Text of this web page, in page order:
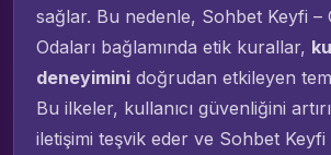
sağlar. Bu nedenle, Sohbet Keyfi –
Odaları bağlamında etik kurallar,
deneyimini doğrudan etkileyen
Bu ilkeler, kullanıcı güvenliğini
iletişimi teşvik eder ve Sohbet Keyfi